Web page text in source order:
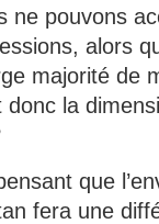
ne pouvons
alors
majorité de
la
que
fera une